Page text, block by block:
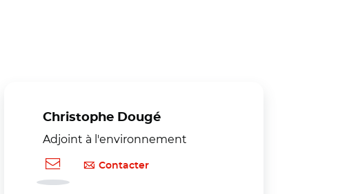
Christophe Dougé
Adjoint à l'environnement
Contacter